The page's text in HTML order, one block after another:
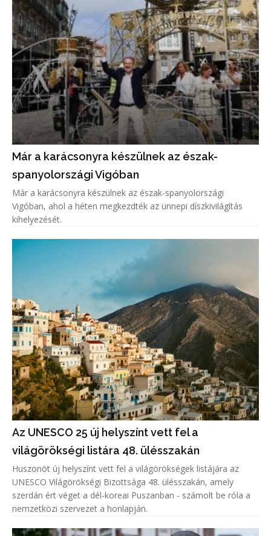
Már a karácsonyra készülnek az észak-
spanyolországi Vigóban
Már a karácsonyra készülnek az észak-spanyolországi
Vigóban, ahol a héten megkezdték az ünnepi díszkivilágítás
kihelyezését.
Az UNESCO 25 új helyszínt vett fel a
világörökségi listára 48. ülésszakán
Huszonöt új helyszínt vett fel a világörökségek listájára az
UNESCO Világörökségi Bizottsága 48. ülésszakán, amely
szerdán ért véget a dél-koreai Puszanban - számolt be róla a
nemzetközi szervezet a honlapján.